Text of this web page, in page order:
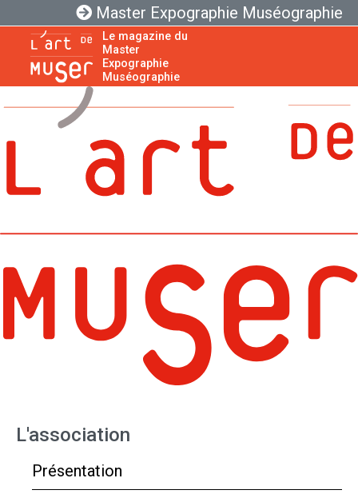
Master Expographie Muséographie
Le magazine du
Master
Expographie
Muséographie
L'association
Présentation